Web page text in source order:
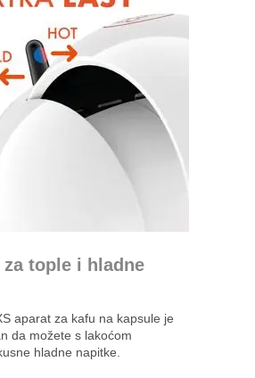
tople i hladne
aparat za kafu na kapsule je
da možete s lakoćom
hladne napitke.